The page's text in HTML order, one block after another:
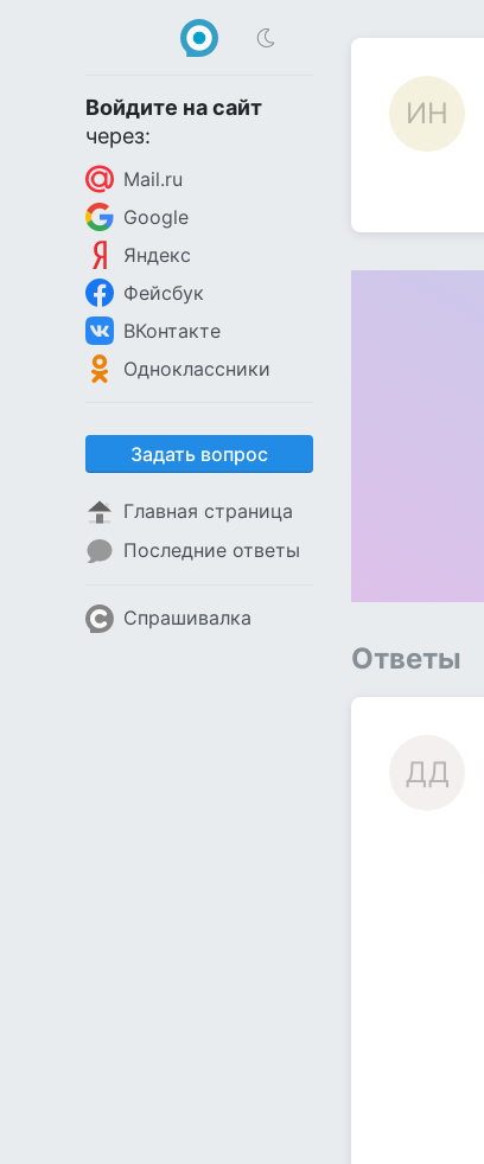
Войдите на сайт
через:
Mail.ru
Google
Яндекс
Фейсбук
ВКонтакте
Одноклассники
Задать вопрос
Главная страница
Последние ответы
Спрашивалка
ИН
Ответы
ДД